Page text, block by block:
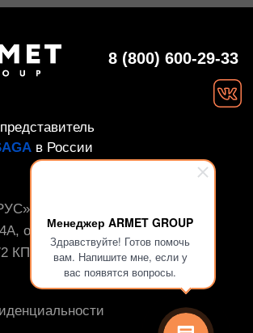
Менеджер ARMET GROUP
Здравствуйте! Готов помочь
вам. Напишите мне, если у
вас появятся вопросы.